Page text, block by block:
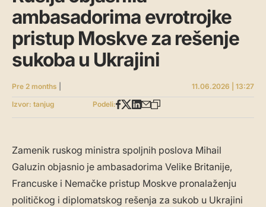
ambasadorima evrotrojke
pristup Moskve za rešenje
sukoba u Ukrajini
Pre 2 months
11.06.2026 | 13:27
Izvor: tanjug
Podeli:
Zamenik ruskog ministra spoljnih poslova Mihail
Galuzin objasnio je ambasadorima Velike Britanije,
Francuske i Nemačke pristup Moskve pronalaženju
političkog i diplomatskog rešenja za sukob u Ukrajini